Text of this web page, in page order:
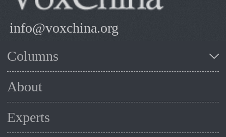
info@voxchina.org
Columns
About
Experts